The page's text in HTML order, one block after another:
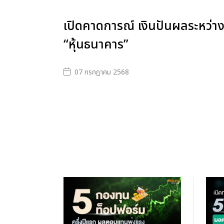
เปิดคาดการณ์ เงินปันผลระหว่า
“หุ้นธนาคาร”
07 กรกฎาคม 2568